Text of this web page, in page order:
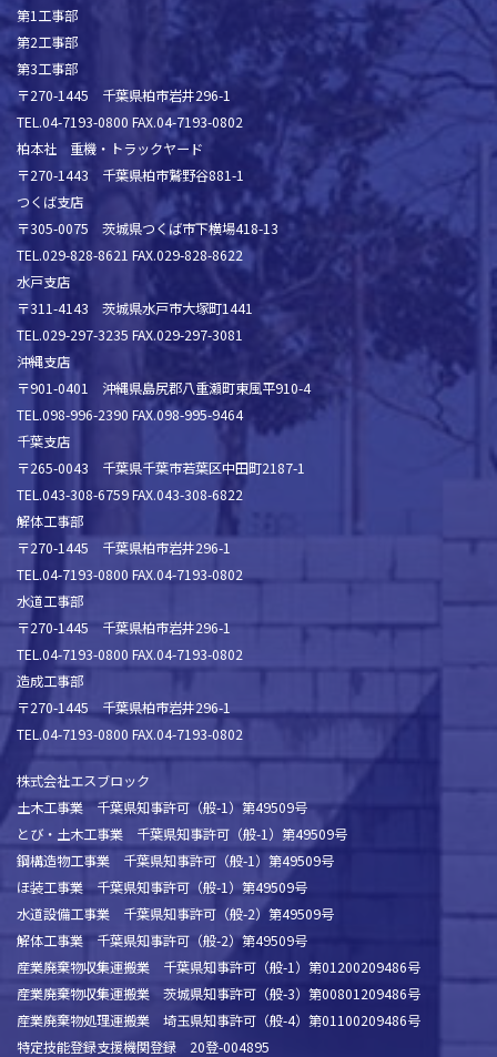
第1工事部
第2工事部
第3工事部
〒270-1445 千葉県柏市岩井296-1
TEL.04-7193-0800 FAX.04-7193-0802
柏本社 重機・トラックヤード
〒270-1443 千葉県柏市鷲野谷881-1
つくば支店
〒305-0075 茨城県つくば市下横場418-13
TEL.029-828-8621 FAX.029-828-8622
水戸支店
〒311-4143 茨城県水戸市大塚町1441
TEL.029-297-3235 FAX.029-297-3081
沖縄支店
〒901-0401 沖縄県島尻郡八重瀬町東風平910-4
TEL.098-996-2390 FAX.098-995-9464
千葉支店
〒265-0043 千葉県千葉市若葉区中田町2187-1
TEL.043-308-6759 FAX.043-308-6822
解体工事部
〒270-1445 千葉県柏市岩井296-1
TEL.04-7193-0800 FAX.04-7193-0802
水道工事部
〒270-1445 千葉県柏市岩井296-1
TEL.04-7193-0800 FAX.04-7193-0802
造成工事部
〒270-1445 千葉県柏市岩井296-1
TEL.04-7193-0800 FAX.04-7193-0802
株式会社エスブロック
土木工事業 千葉県知事許可（般-1）第49509号
とび・土木工事業 千葉県知事許可（般-1）第49509号
鋼構造物工事業 千葉県知事許可（般-1）第49509号
ほ装工事業 千葉県知事許可（般-1）第49509号
水道設備工事業 千葉県知事許可（般-2）第49509号
解体工事業 千葉県知事許可（般-2）第49509号
産業廃棄物収集運搬業 千葉県知事許可（般-1）第01200209486号
産業廃棄物収集運搬業 茨城県知事許可（般-3）第00801209486号
産業廃棄物処理運搬業 埼玉県知事許可（般-4）第01100209486号
特定技能登録支援機関登録 20登-004895